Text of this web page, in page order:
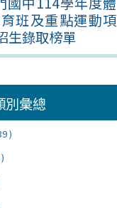
班及重點運動項
生錄取榜單
別彙總
)